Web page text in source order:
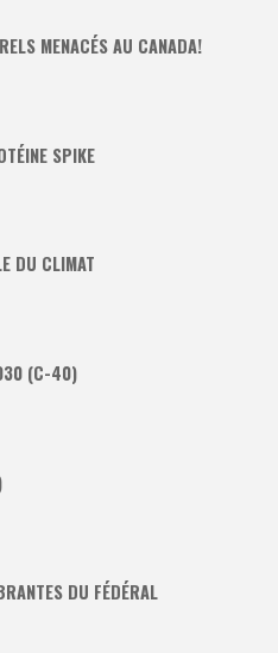
MENACÉS AU CANADA!
SPIKE
DU CLIMAT
(C-40)
DU FÉDÉRAL